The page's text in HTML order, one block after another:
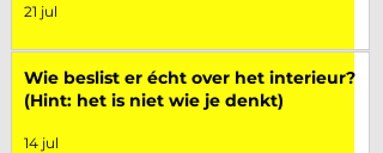
21 jul
Wie beslist er écht over het interieur?
(Hint: het is niet wie je denkt)
14 jul